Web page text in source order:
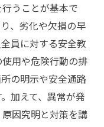
うことが基本で
、劣化や欠損の早
員に対する安全教
用や危険行動の排
の明示や安全通路
加えて、異常が発
因究明と対策を講